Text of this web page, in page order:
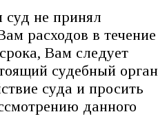
суд не принял
расходов в течение
Вам следует
судебный орган
суда и просить
данного